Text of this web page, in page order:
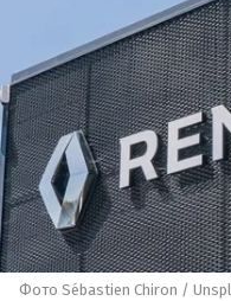
Фото Sébastien Chiron /